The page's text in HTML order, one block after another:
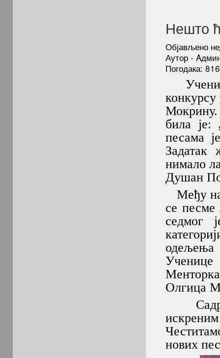
Нешто
Објављено
Аутор -
Погодака: 816
била је:
песама
Задатак
нимало
Душан
Међу
се песме
седмог
Олгица
нових